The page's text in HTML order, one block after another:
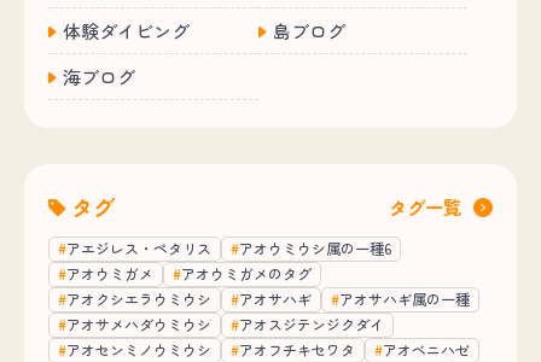
体験ダイビング
島ブログ
海ブログ
タグ タグ一覧
アエジレス・ペタリス
アオウミウシ属の一種6
アオウミガメ
アオウミガメのタグ
アオクシエラウミウシ
アオサハギ
アオサハギ属の一種
アオサメハダウミウシ
アオスジテンジクダイ
アオセンミノウミウシ
アオフチキセワタ
アオベニハゼ